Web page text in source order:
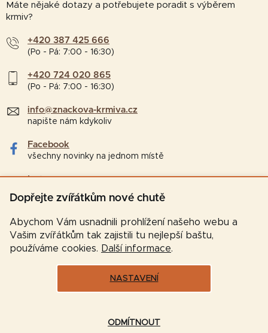
Dopřejte zvířátkům nové chutě
Abychom Vám usnadnili prohlížení našeho webu a
Vašim zvířátkům tak zajistili tu nejlepší baštu,
používáme cookies. Další informace.
NASTAVENÍ
ODMÍTNOUT
Máte nějaké dotazy a potřebujete poradit s výběrem
krmiv?
+420 387 425 666
(Po - Pá: 7:00 - 16:30)
+420 724 020 865
(Po - Pá: 7:00 - 16:30)
info@znackova-krmiva.cz
napište nám kdykoliv
Facebook
všechny novinky na jednom místě
Instagram
tipy a zajímavosti pro chovatele
Vytvořil Shoptet